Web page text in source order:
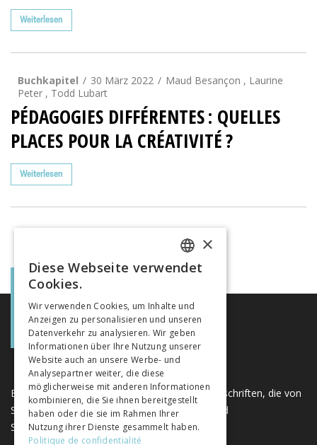
Weiterlesen
Buchkapitel 30 März 2022
Maud Besançon , Laurine
Peter , Todd Lubart
PÉDAGOGIES DIFFÉRENTES : QUELLES
PLACES POUR LA CRÉATIVITÉ ?
Weiterlesen
Eine einzigartige Plattform für Bücher und Zeitschriften, die von
Schweizer Verlagen im Bereich der Geistes- und
Sozialwissenschaften herausgegeben werden.
FRENCH
ITALIAN
×
Diese Webseite verwendet
Cookies.
Wir verwenden Cookies, um Inhalte und
Anzeigen zu personalisieren und unseren
Datenverkehr zu analysieren. Wir geben
Informationen über Ihre Nutzung unserer
Website auch an unsere Werbe- und
Analysepartner weiter, die diese
möglicherweise mit anderen Informationen
kombinieren, die Sie ihnen bereitgestellt
haben oder die sie im Rahmen Ihrer
Nutzung ihrer Dienste gesammelt haben.
Politique de confidentialité